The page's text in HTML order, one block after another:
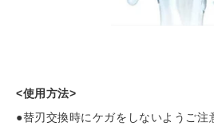
<使用方法>
●替刃交換時にケガをしないようご注